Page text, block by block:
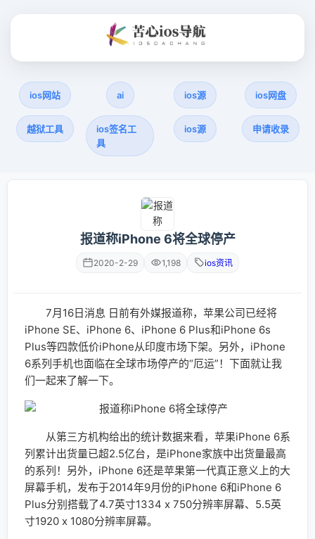
ios网站 ai ios源 ios网盘
越狱工具
ios签名工
具
ios源 申请收录
报道称iPhone 6将全球停产
2020-2-29 1,198 ios资讯
7月16日消息 日前有外媒报道称，苹果公司已经将
iPhone SE、iPhone 6、iPhone 6 Plus和iPhone 6s
Plus等四款低价iPhone从印度市场下架。另外，iPhone
6系列手机也面临在全球市场停产的“厄运”！下面就让我
们一起来了解一下。
从第三方机构给出的统计数据来看，苹果iPhone 6系
列累计出货量已超2.5亿台，是iPhone家族中出货量最高
的系列！另外，iPhone 6还是苹果第一代真正意义上的大
屏幕手机，发布于2014年9月份的iPhone 6和iPhone 6
Plus分别搭载了4.7英寸1334 x 750分辨率屏幕、5.5英
寸1920 x 1080分辨率屏幕。